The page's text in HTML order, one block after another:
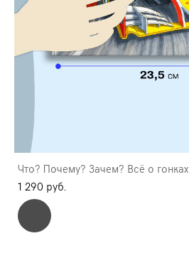
Что? Почему? Зачем? Всё о гонках
1 290 pуб.